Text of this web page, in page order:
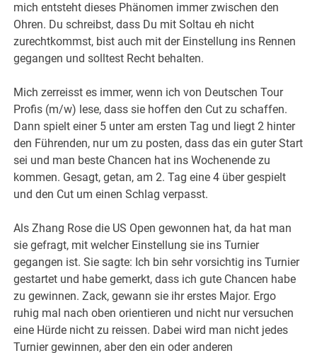
mich entsteht dieses Phänomen immer zwischen den
Ohren. Du schreibst, dass Du mit Soltau eh nicht
zurechtkommst, bist auch mit der Einstellung ins Rennen
gegangen und solltest Recht behalten.
Mich zerreisst es immer, wenn ich von Deutschen Tour
Profis (m/w) lese, dass sie hoffen den Cut zu schaffen.
Dann spielt einer 5 unter am ersten Tag und liegt 2 hinter
den Führenden, nur um zu posten, dass das ein guter Start
sei und man beste Chancen hat ins Wochenende zu
kommen. Gesagt, getan, am 2. Tag eine 4 über gespielt
und den Cut um einen Schlag verpasst.
Als Zhang Rose die US Open gewonnen hat, da hat man
sie gefragt, mit welcher Einstellung sie ins Turnier
gegangen ist. Sie sagte: Ich bin sehr vorsichtig ins Turnier
gestartet und habe gemerkt, dass ich gute Chancen habe
zu gewinnen. Zack, gewann sie ihr erstes Major. Ergo
ruhig mal nach oben orientieren und nicht nur versuchen
eine Hürde nicht zu reissen. Dabei wird man nicht jedes
Turnier gewinnen, aber den ein oder anderen